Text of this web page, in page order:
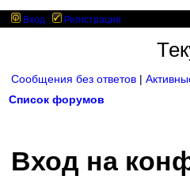
Вход Регистрация
Сообщения без ответов |
Список форумов
Вход на